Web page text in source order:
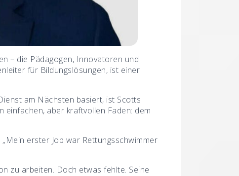
– die Pädagogen, Innovatoren und
für Bildungslösungen, ist einer
am Nächsten basiert, ist Scotts
einfachen, aber kraftvollen Faden: dem
erster Job war Rettungsschwimmer
zu arbeiten. Doch etwas fehlte. Seine